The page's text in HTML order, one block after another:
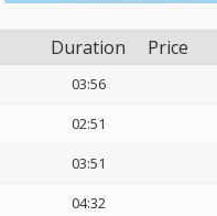
Duration Price
03:56
02:51
03:51
04:32